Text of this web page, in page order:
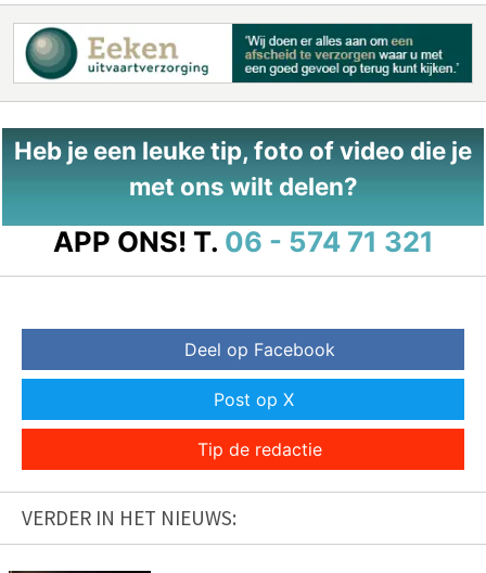
Heb je een leuke tip, foto of video die je
met ons wilt delen?
APP ONS! T. 06 - 574 71 321
Deel op Facebook
Post op X
Tip de redactie
VERDER IN HET NIEUWS: